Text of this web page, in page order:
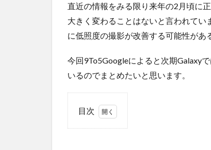
直近の情報をみる限り来年の2月頃に
大きく変わることはないと言われて
に低照度の撮影が改善する可能性があ
今回9To5Googleによると次期Galaxy
いるのでまとめたいと思います。
目次